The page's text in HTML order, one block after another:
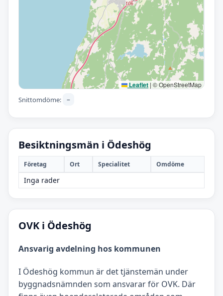
Leaflet | © OpenStreetMap
Snittomdöme: –
Besiktningsmän i Ödeshög
Företag Ort Specialitet Omdöme
Inga rader
OVK i Ödeshög
Ansvarig avdelning hos kommunen
I Ödeshög kommun är det tjänstemän under
byggnadsnämnden som ansvarar för OVK. Där